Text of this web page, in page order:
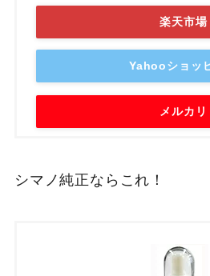
楽天市場
Yahooショッ
メルカリ
シマノ純正ならこれ！